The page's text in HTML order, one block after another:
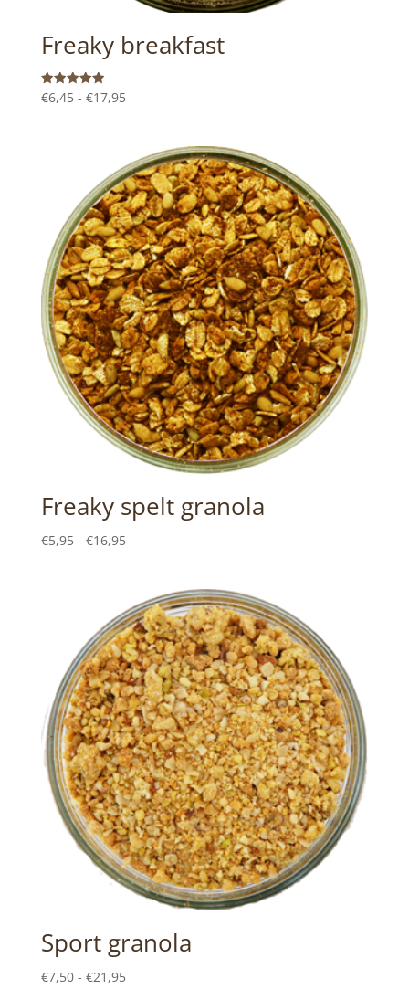
Freaky breakfast
Gewaardeer
d
€6,45 - €17,95Prijsklasse:
€17,95
Freaky spelt granola
€5,95 - €16,95Prijsklasse:
€16,95
Sport granola
€7,50 - €21,95Prijsklasse: